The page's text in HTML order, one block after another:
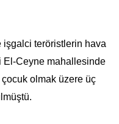
teröristlerin hava
El-Ceyne mahallesinde
çocuk olmak üzere üç